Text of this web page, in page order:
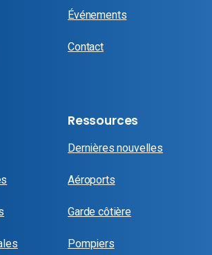
Événements
Contact
Ressources
Dernières nouvelles
Aéroports
Garde côtière
Pompiers